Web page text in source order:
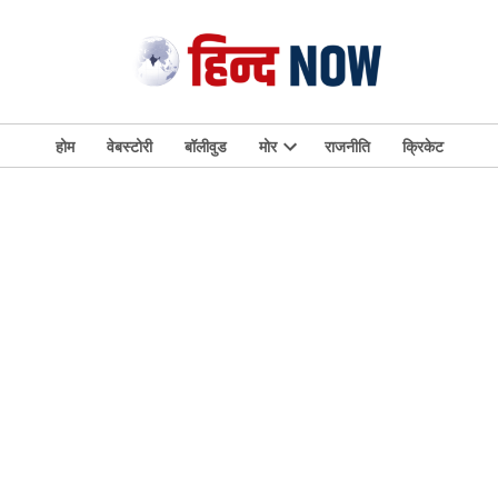
होम वेबस्टोरी बॉलीवुड मोर
Open
राजनीति क्रिकेट